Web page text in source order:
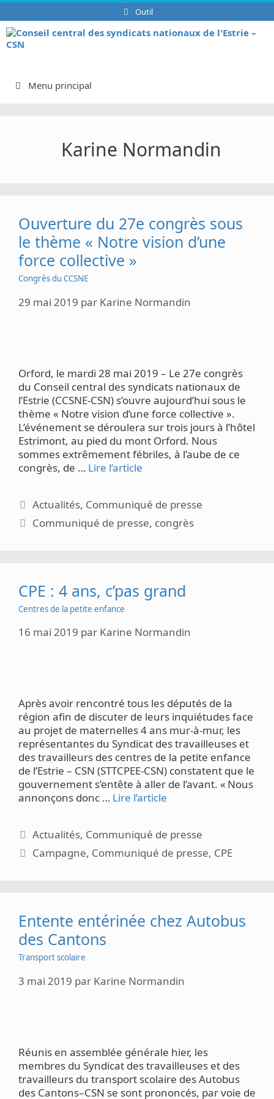
Aller
au
contenu
Outil
Menu principal
Karine Normandin
Ouverture du 27e congrès sous
le thème « Notre vision d’une
force collective »
Congrès du CCSNE
29 mai 2019 par Karine Normandin
Orford, le mardi 28 mai 2019 – Le 27e congrès
du Conseil central des syndicats nationaux de
l’Estrie (CCSNE-CSN) s’ouvre aujourd’hui sous le
thème « Notre vision d’une force collective ».
L’événement se déroulera sur trois jours à l’hôtel
Estrimont, au pied du mont Orford. Nous
sommes extrêmement fébriles, à l’aube de ce
congrès, de … Lire l’article
Catégories
Actualités, Communiqué de presse
Étiquettes
Communiqué de presse, congrès
CPE : 4 ans, c’pas grand
Centres de la petite enfance
16 mai 2019 par Karine Normandin
Après avoir rencontré tous les députés de la
région afin de discuter de leurs inquiétudes face
au projet de maternelles 4 ans mur-à-mur, les
représentantes du Syndicat des travailleuses et
des travailleurs des centres de la petite enfance
de l’Estrie – CSN (STTCPEE-CSN) constatent que le
gouvernement s’entête à aller de l’avant. « Nous
annonçons donc … Lire l’article
Catégories
Actualités, Communiqué de presse
Étiquettes
Campagne, Communiqué de presse, CPE
Entente entérinée chez Autobus
des Cantons
Transport scolaire
3 mai 2019 par Karine Normandin
Réunis en assemblée générale hier, les
membres du Syndicat des travailleuses et des
travailleurs du transport scolaire des Autobus
des Cantons–CSN se sont prononcés, par voie de